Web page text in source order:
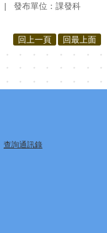
發布單位：課發科
回上一頁 回最上面
查詢通訊錄